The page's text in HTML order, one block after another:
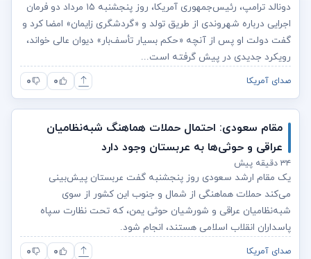
دونالد ترامپ، رئیس‌جمهوری آمریکا، روز پنجشنبه ۱۵ مرداد دو فرمان
اجرایی درباره شهروندی از طریق تولد و «گردشگری زایمان» امضا کرد و
گفت دولت او پس از آنچه «حکم بسیار تأسف‌بار» دیوان عالی خواند،
رویکرد جدیدی در پیش گرفته است...
صدای آمریکا ۰ ۰
مقام سعودی: احتمال حملات هماهنگ شبه‌نظامیان
عراقی و حوثی‌ها به عربستان وجود دارد
۳۴ دقیقه پیش
یک مقام ارشد سعودی روز پنجشنبه گفت عربستان پیش‌بینی
می‌کند حملات هماهنگی از شمال و جنوب این کشور از سوی
شبه‌نظامیان عراقی و شورشیان حوثی‌ یمن، که تحت نظارت سپاه
پاسداران انقلاب اسلامی هستند، انجام شود.
صدای آمریکا ۰ ۰